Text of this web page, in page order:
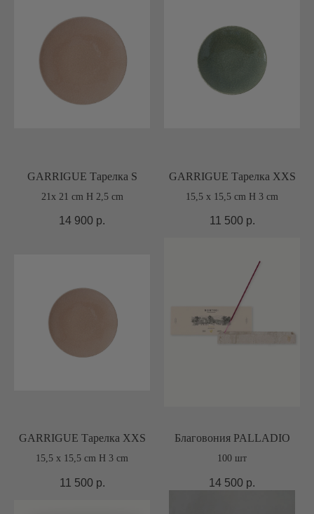
GARRIGUE Тарелка S
21x 21 cm H 2,5 cm
14 900 р.
GARRIGUE Тарелка XXS
15,5 x 15,5 cm H 3 cm
11 500 р.
GARRIGUE Тарелка XXS
15,5 x 15,5 cm H 3 cm
11 500 р.
Благовония PALLADIO
100 шт
14 500 р.